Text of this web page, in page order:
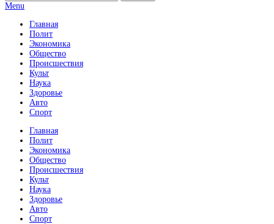
Menu
Главная
Полит
Экономика
Общество
Происшествия
Культ
Наука
Здоровье
Авто
Спорт
Главная
Полит
Экономика
Общество
Происшествия
Культ
Наука
Здоровье
Авто
Спорт